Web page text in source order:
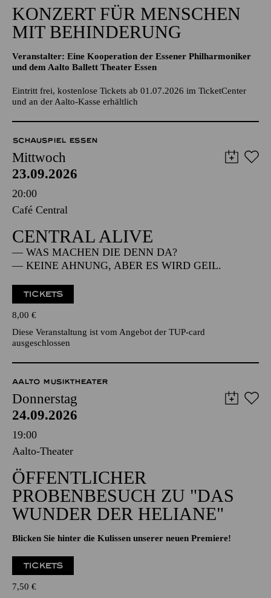
KONZERT FÜR MENSCHEN
MIT BEHINDERUNG
Veranstalter: Eine Kooperation der Essener Philharmoniker
und dem Aalto Ballett Theater Essen
Eintritt frei, kostenlose Tickets ab 01.07.2026 im TicketCenter
und an der Aalto-Kasse erhältlich
SCHAUSPIEL ESSEN
Mittwoch
23.09.2026
20:00
Café Central
CENTRAL ALIVE
— WAS MACHEN DIE DENN DA?
— KEINE AHNUNG, ABER ES WIRD GEIL.
TICKETS
8,00 €
Diese Veranstaltung ist vom Angebot der TUP-card
ausgeschlossen
AALTO MUSIKTHEATER
Donnerstag
24.09.2026
19:00
Aalto-Theater
ÖFFENTLICHER
PROBENBESUCH ZU "DAS
WUNDER DER HELIANE"
Blicken Sie hinter die Kulissen unserer neuen Premiere!
TICKETS
7,50 €